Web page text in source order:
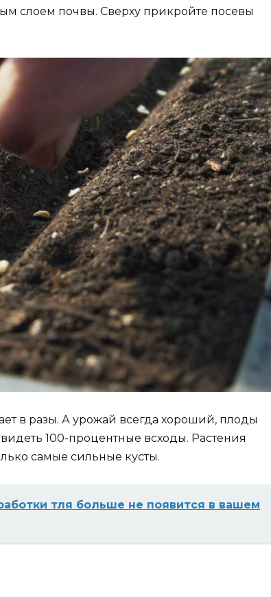
слоем почвы. Сверху прикройте посевы
в разы. А урожай всегда хороший, плоды
100-процентные всходы. Растения
самые сильные кусты.
тля больше не появится в вашем